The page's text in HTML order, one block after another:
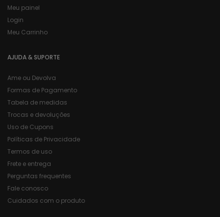
Meu painel
Login
Meu Carrinho
AJUDA & SUPORTE
Ame ou Devolva
Formas de Pagamento
Tabela de medidas
Trocas e devoluções
Uso de Cupons
Políticas de Privacidade
Termos de uso
Frete e entrega
Perguntas frequentes
Fale conosco
Cuidados com o produto